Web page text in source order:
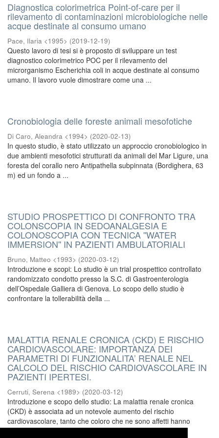
Diagnostica colorimetrica Point-of-care per il
rilevamento di contaminazioni microbiologiche nelle
acque destinate al consumo umano
Pace, Ilaria <1995> (2019-12-19)
Questo lavoro di tesi si è proposto di sviluppare un test
diagnostico colorimetrico POC per il rilevamento del
microrganismo Escherichia coli in acque destinate al consumo
umano. Il lavoro vuole dimostrare come una ...
Cronobiologia delle foreste animali mesofotiche
Di Caro, Aleandra <1994> (2020-02-13)
In questo studio, è stato utilizzato un approccio cronobiologico in
due ambienti mesofotici strutturati da animali del Mar Ligure, una
foresta del corallo nero Antipathella subpinnata (Bordighera, 63
m) ed un fondo a ...
STUDIO PROSPETTICO DI CONFRONTO TRA
COLONSCOPIA IN SEDOANALGESIA E
COLONOSCOPIA CON TECNICA ''WATER
IMMERSION'' IN PAZIENTI AMBULATORIALI
Bruno, Matteo <1993> (2020-03-12)
Introduzione e scopi: Lo studio è un trial prospettico controllato
randomizzato condotto presso la S.C. di Gastroenterologia
dell’Ospedale Galliera di Genova. Lo scopo dello studio è
confrontare la tollerabilità della ...
MALATTIA RENALE CRONICA (CKD) E RISCHIO
CARDIOVASCOLARE: IMPORTANZA DEI
PARAMETRI DI FUNZIONALITA’ RENALE NEL
CALCOLO DEL RISCHIO CARDIOVASCOLARE IN
PAZIENTI IPERTESI.
Cerruti, Serena <1989> (2020-03-12)
Introduzione e scopo dello studio: La malattia renale cronica
(CKD) è associata ad un notevole aumento del rischio
cardiovascolare, tanto che coloro che ne sono affetti hanno
maggiori probabilità di andare incontro ad ...